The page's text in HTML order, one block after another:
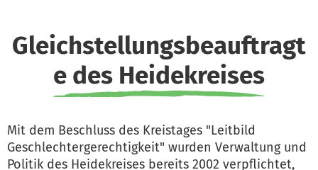
Gleichstellungsbeauftragt
e des Heidekreises
Mit dem Beschluss des Kreistages "Leitbild
Geschlechtergerechtigkeit" wurden Verwaltung und
Politik des Heidekreises bereits 2002 verpflichtet,